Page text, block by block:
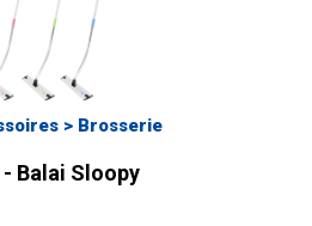
> Brosserie
Balai Sloopy